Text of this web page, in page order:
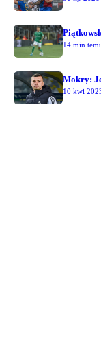
14 min
Mokry:
10 kwi